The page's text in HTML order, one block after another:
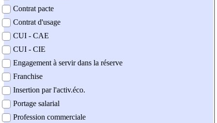
Contrat pacte
Contrat d'usage
CUI - CAE
CUI - CIE
Engagement à servir dans la réserve
Franchise
Insertion par l'activ.éco.
Portage salarial
Profession commerciale